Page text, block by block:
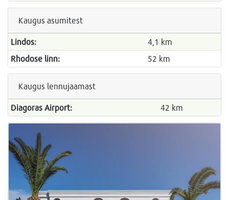
Kaugus asumitest
Lindos:
4,1 km
Rhodose linn:
52 km
Kaugus lennujaamast
Diagoras Airport: 42 km